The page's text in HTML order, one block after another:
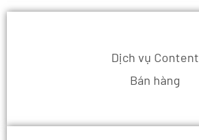
Dịch vụ Content
Bán hàng